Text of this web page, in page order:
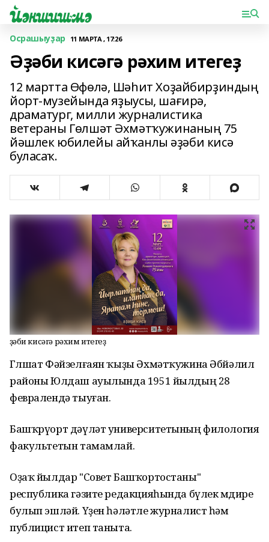
Осрашыуҙар 11 МАРТА , 17:26
Әҙәби кисәгә рәхим итегеҙ
12 мартта Өфөлә, Шәһит Хоҙайбирҙиндың
йорт-музейында яҙыусы, шағирә,
драматург, милли журналистика
ветераны Гөлшәт Әхмәтҡужинаның 75
йәшлек юбилейы айҡанлы әҙәби кисә
буласаҡ.
Әҙәби кисәгә рәхим итегеҙ
Гөлшат Фәйзелғаян ҡыҙы Әхмәтҡужина Әбйәлил
районы Юлдаш ауылында 1951 йылдың 28
февралендә тыуған.
Башҡрүорт дәүләт университетының филология
факультетын тамамлай.
Оҙаҡ йылдар "Cовет Башҡортостаны"
республика гәзите редакцияһында бүлек мөдире
булып эшләй. Үҙен һәләтле журналист һәм
публицист итеп таныта.